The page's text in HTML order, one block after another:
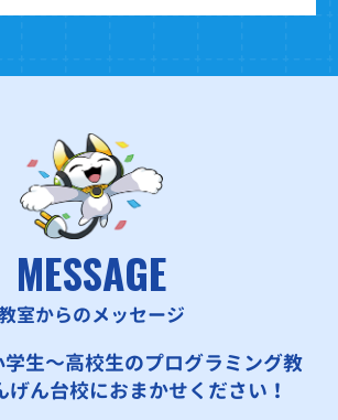
MESSAGE
室からのメッセージ
生～高校生のプログラミング教
げん台校におまかせください！